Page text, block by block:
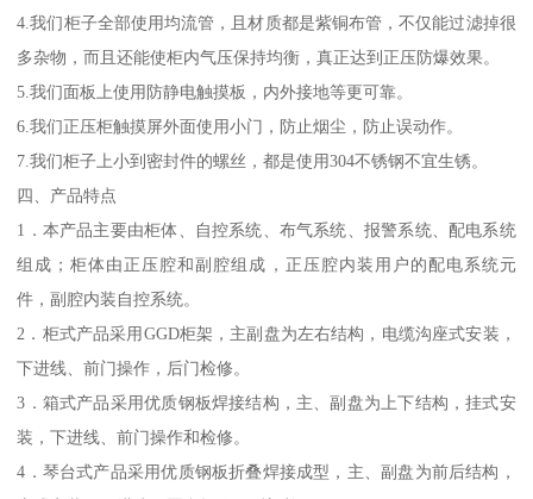
4.我们柜子全部使用均流管，且材质都是紫铜布管，不仅能过滤掉很
多杂物，而且还能使柜内气压保持均衡，真正达到正压防爆效果。
5.我们面板上使用防静电触摸板，内外接地等更可靠。
6.我们正压柜触摸屏外面使用小门，防止烟尘，防止误动作。
7.我们柜子上小到密封件的螺丝，都是使用304不锈钢不宜生锈。
四、产品特点
1．本产品主要由柜体、自控系统、布气系统、报警系统、配电系统
组成；柜体由正压腔和副腔组成，正压腔内装用户的配电系统元
件，副腔内装自控系统。
2．柜式产品采用GGD柜架，主副盘为左右结构，电缆沟座式安装，
下进线、前门操作，后门检修。
3．箱式产品采用优质钢板焊接结构，主、副盘为上下结构，挂式安
装，下进线、前门操作和检修。
4．琴台式产品采用优质钢板折叠焊接成型，主、副盘为前后结构，